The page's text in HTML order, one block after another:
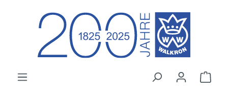
Zum Hauptinhalt springen